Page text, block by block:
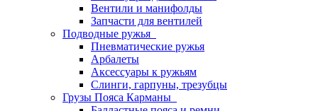
Вентили и манифолды
Запчасти для вентилей
Подводные ружья
Пневматические ружья
Арбалеты
Аксессуары к ружьям
Слинги, гарпуны, трезубцы
Грузы Пояса Карманы